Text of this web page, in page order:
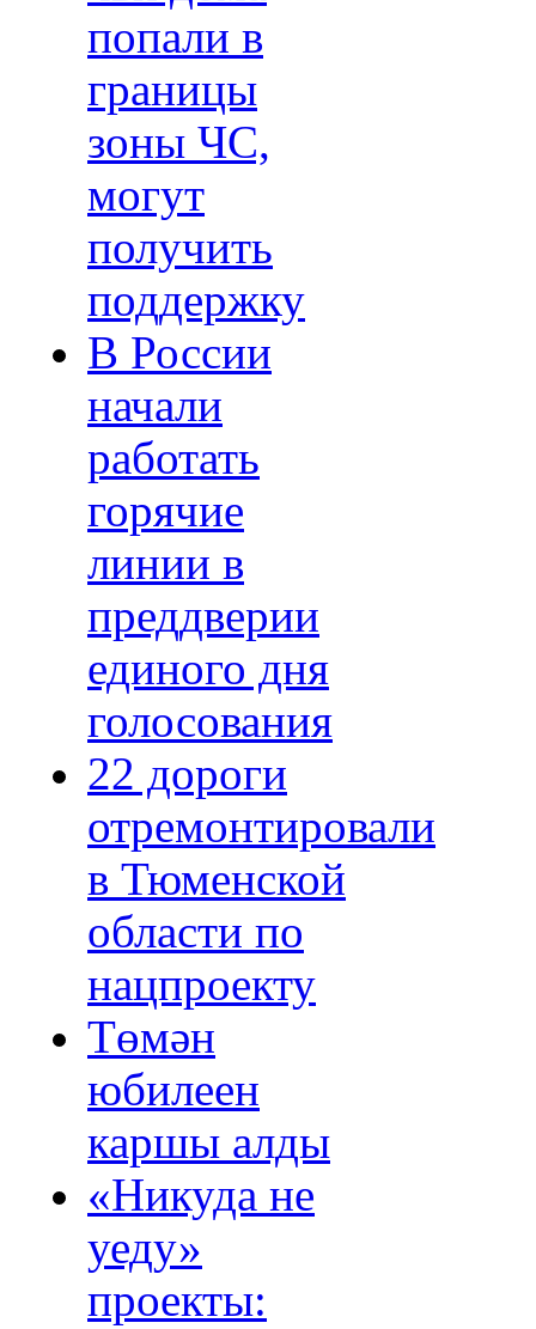
попали в
границы
зоны ЧС,
могут
получить
поддержку
В России
начали
работать
горячие
линии в
преддверии
единого дня
голосования
22 дороги
отремонтировали
в Тюменской
области по
нацпроекту
Төмән
юбилеен
каршы алды
«Никуда не
уеду»
проекты: